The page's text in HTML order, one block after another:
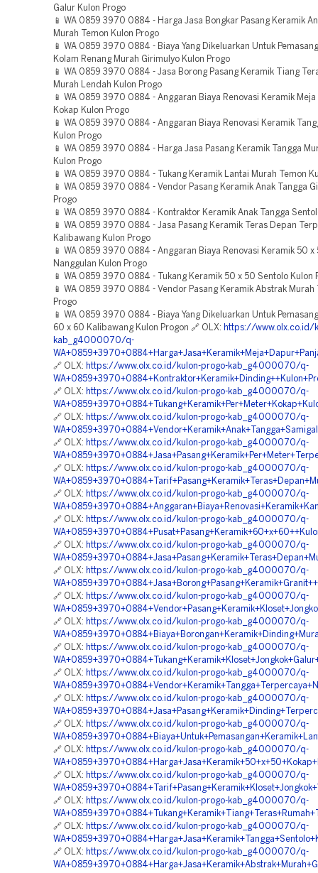
Galur Kulon Progo
📱 WA 0859 3970 0884 - Harga Jasa Bongkar Pasang Keramik
Murah Temon Kulon Progo
📱 WA 0859 3970 0884 - Biaya Yang Dikeluarkan Untuk
Kolam Renang Murah Girimulyo Kulon Progo
📱 WA 0859 3970 0884 - Jasa Borong Pasang Keramik Tiang
Murah Lendah Kulon Progo
📱 WA 0859 3970 0884 - Anggaran Biaya Renovasi Keramik
Kokap Kulon Progo
📱 WA 0859 3970 0884 - Anggaran Biaya Renovasi Keramik
Kulon Progo
📱 WA 0859 3970 0884 - Harga Jasa Pasang Keramik Tangga
Kulon Progo
📱 WA 0859 3970 0884 - Tukang Keramik Lantai Murah Temon
📱 WA 0859 3970 0884 - Vendor Pasang Keramik Anak Tangga
Progo
📱 WA 0859 3970 0884 - Kontraktor Keramik Anak Tangga
📱 WA 0859 3970 0884 - Jasa Pasang Keramik Teras Depan
Kalibawang Kulon Progo
📱 WA 0859 3970 0884 - Anggaran Biaya Renovasi Keramik 50 x
Nanggulan Kulon Progo
📱 WA 0859 3970 0884 - Tukang Keramik 50 x 50 Sentolo Kulon
📱 WA 0859 3970 0884 - Vendor Pasang Keramik Abstrak Murah
Progo
📱 WA 0859 3970 0884 - Biaya Yang Dikeluarkan Untuk
60 x 60 Kalibawang Kulon Progon 🔗 OLX: https://www.olx.co.id/
kab_g4000070/q-
🔗 OLX: https://www.olx.co.id/kulon-progo-kab_g4000070/q-
🔗 OLX: https://www.olx.co.id/kulon-progo-kab_g4000070/q-
🔗 OLX: https://www.olx.co.id/kulon-progo-kab_g4000070/q-
🔗 OLX: https://www.olx.co.id/kulon-progo-kab_g4000070/q-
🔗 OLX: https://www.olx.co.id/kulon-progo-kab_g4000070/q-
🔗 OLX: https://www.olx.co.id/kulon-progo-kab_g4000070/q-
🔗 OLX: https://www.olx.co.id/kulon-progo-kab_g4000070/q-
🔗 OLX: https://www.olx.co.id/kulon-progo-kab_g4000070/q-
🔗 OLX: https://www.olx.co.id/kulon-progo-kab_g4000070/q-
🔗 OLX: https://www.olx.co.id/kulon-progo-kab_g4000070/q-
🔗 OLX: https://www.olx.co.id/kulon-progo-kab_g4000070/q-
🔗 OLX: https://www.olx.co.id/kulon-progo-kab_g4000070/q-
🔗 OLX: https://www.olx.co.id/kulon-progo-kab_g4000070/q-
🔗 OLX: https://www.olx.co.id/kulon-progo-kab_g4000070/q-
🔗 OLX: https://www.olx.co.id/kulon-progo-kab_g4000070/q-
🔗 OLX: https://www.olx.co.id/kulon-progo-kab_g4000070/q-
🔗 OLX: https://www.olx.co.id/kulon-progo-kab_g4000070/q-
🔗 OLX: https://www.olx.co.id/kulon-progo-kab_g4000070/q-
🔗 OLX: https://www.olx.co.id/kulon-progo-kab_g4000070/q-
🔗 OLX: https://www.olx.co.id/kulon-progo-kab_g4000070/q-